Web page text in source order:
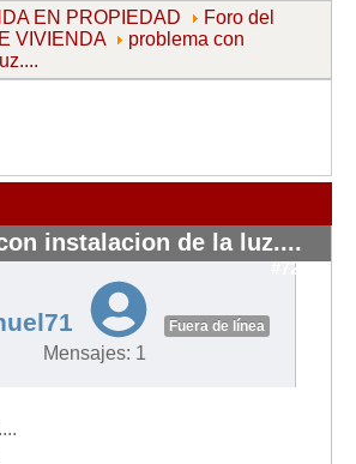
al 6 de junio de 2013
Antigua
en Propiedad
Horizontal
de Junta de Propietarios
Junta de Propietarios
Comunidad de Propietarios
EN PROPIEDAD
Foro del
VIVIENDA
problema con
instalacion de la luz....
#7271
Fuera de línea
Mensajes: 1